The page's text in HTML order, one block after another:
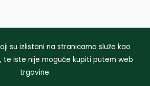
su izlistani na stranicama služe kao
te iste nije moguće kupiti putem web
trgovine.